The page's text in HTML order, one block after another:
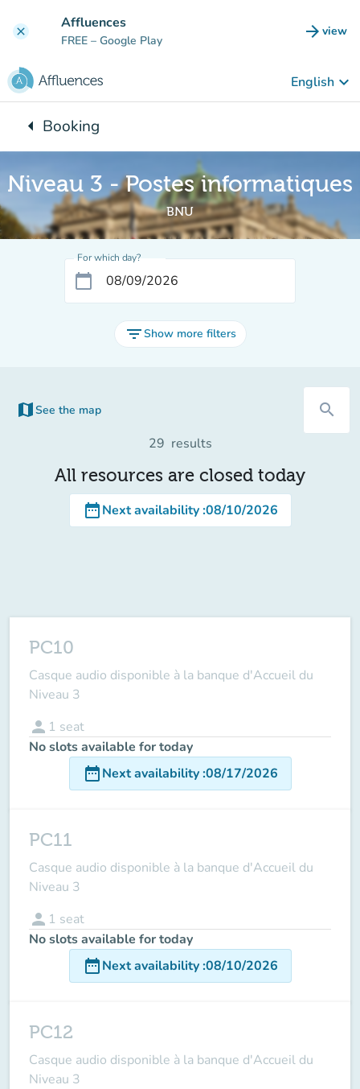
clear Affluences
FREE – Google Play arrow_forward view
(new
English keyboard_arrow_down
arrow_leftBack to:
Booking
Niveau 3 - Postes informatiques
BNU
For which day?
calendar_today
filter_listShow more filters
map See the map
(new tab) search
29 results
All resources are closed today
date_rangeNext availability:08/10/2026
PC10
Casque audio disponible à la banque d'Accueil du
Niveau 3
person 1 seat
No slots available for today
date_rangeNext availability:08/17/2026
PC11
Casque audio disponible à la banque d'Accueil du
Niveau 3
person 1 seat
No slots available for today
date_rangeNext availability:08/10/2026
PC12
Casque audio disponible à la banque d'Accueil du
Niveau 3